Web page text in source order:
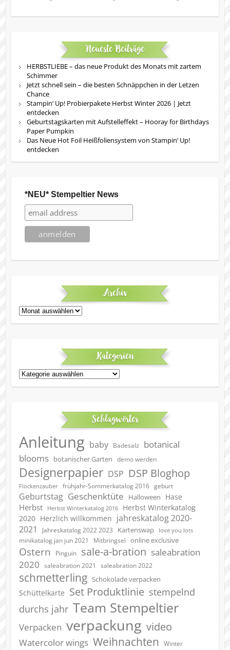
Neueste Beiträge
HERBSTLIEBE – das neue Produkt des Monats mit zartem
Schimmer
Jetzt schnell sein – die besten Schnäppchen in der Letzen
Chance
Stampin‘ Up! Probierpakete Herbst Winter 2026 | Jetzt
entdecken
Geburtstagskarten mit Aufstelleffekt – Hooray for Birthdays
Paper Pumpkin
Das Neue Hot Foil Heißfoliensystem von Stampin‘ Up!
entdecken
*NEU* Stempeltier News
Archiv
Archiv
Kategorien
Kategorien
Schlagwörter
Anleitung baby Badesalz
botanical
blooms botanischer Garten demo werden
Designerpapier DSP DSP Bloghop
Flockenzauber frühjahr-Sommerkatalog 2016 geburt
Geburtstag Geschenktüte Halloween Hase
Herbst Herbst Winterkatalog 2016
Herbst Winterkatalog
2020 Herzlich willkommen jahreskatalog 2020-
2021
Jahreskatalog 2022 2023 Kartenswap love you lots
minikatalog jan jun 2021 Mitbringsel online exclusive
Ostern Pinguin sale-a-bration saleabration
2020
saleabration 2021 saleabration 2022
schmetterling Schokolade verpacken
Schüttelkarte Set Produktlinie stempelnd
durchs jahr Team Stempeltier
Verpacken verpackung video
Watercolor wings Weihnachten Winter